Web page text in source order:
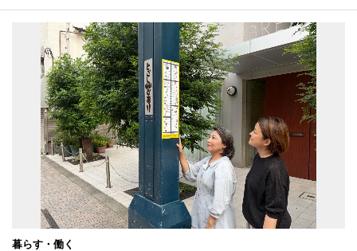
暮らす・働く